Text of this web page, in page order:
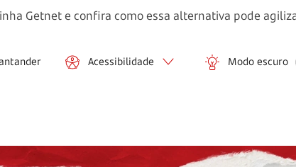
Getnet e confira como essa alternativa pode
Acessibilidade Modo escuro